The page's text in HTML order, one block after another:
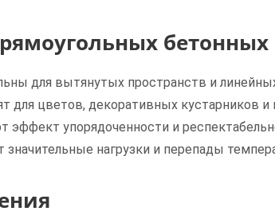
для вытянутых пространств и
для цветов, декоративных кустарников
эффект упорядоченности и
нагрузки и перепады